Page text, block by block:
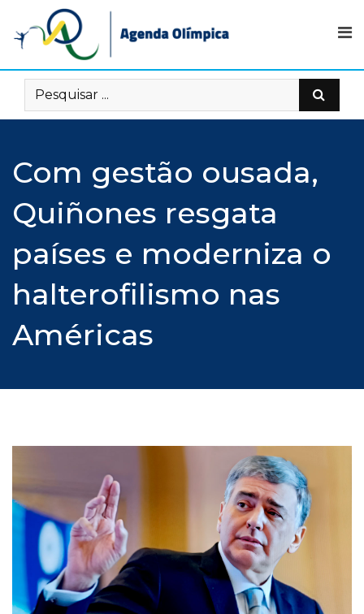
content
Com gestão ousada,
Quiñones resgata
países e moderniza o
halterofilismo nas
Américas